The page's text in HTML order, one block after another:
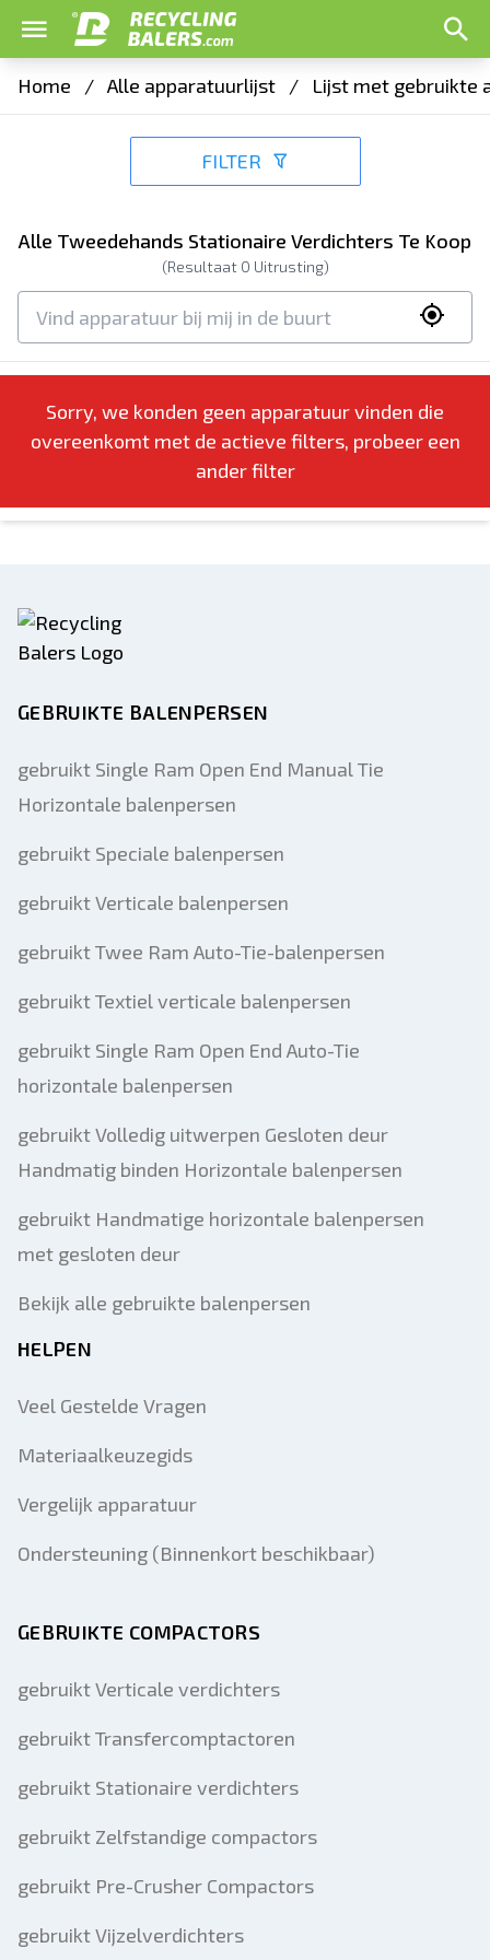
Home / Alle apparatuurlijst / Lijst met gebruikte
FILTER
Alle Tweedehands Stationaire Verdichters Te Koop
(Resultaat 0 Uitrusting)
Sorry, we konden geen apparatuur vinden die
overeenkomt met de actieve filters, probeer een
ander filter
GEBRUIKTE BALENPERSEN
gebruikt Single Ram Open End Manual Tie
Horizontale balenpersen
gebruikt Speciale balenpersen
gebruikt Verticale balenpersen
gebruikt Twee Ram Auto-Tie-balenpersen
gebruikt Textiel verticale balenpersen
gebruikt Single Ram Open End Auto-Tie
horizontale balenpersen
gebruikt Volledig uitwerpen Gesloten deur
Handmatig binden Horizontale balenpersen
gebruikt Handmatige horizontale balenpersen
met gesloten deur
Bekijk alle gebruikte balenpersen
HELPEN
Veel Gestelde Vragen
Materiaalkeuzegids
Vergelijk apparatuur
Ondersteuning (Binnenkort beschikbaar)
GEBRUIKTE COMPACTORS
gebruikt Verticale verdichters
gebruikt Transfercomptactoren
gebruikt Stationaire verdichters
gebruikt Zelfstandige compactors
gebruikt Pre-Crusher Compactors
gebruikt Vijzelverdichters